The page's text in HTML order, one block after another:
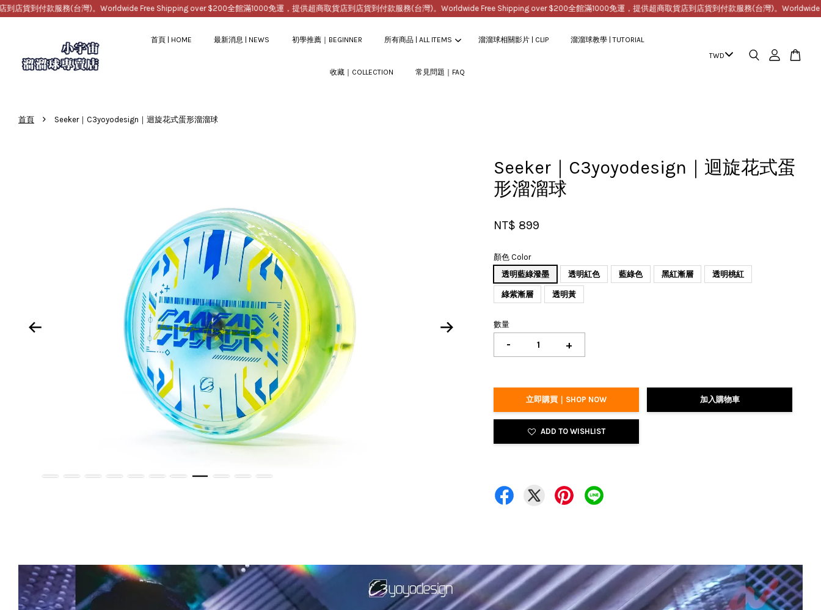
付款服務(台灣)。Worldwide Free Shipping over $200全館滿1000免運，提供超商取貨店到店貨到付款服務(台灣)。Worldwide Free Shipping over $200全館滿1000免運，提供超商取貨店到店貨到付款服務(台灣)。Worldwide Free
首頁 | HOME 最新消息 | NEWS 初學推薦｜BEGINNER 所有商品 | ALL ITEMS 溜溜球相關影片 | CLIP 溜溜球教學 | TUTORIAL
收藏｜COLLECTION 常見問題｜FAQ
首頁 › Seeker｜C3yoyodesign｜迴旋花式蛋形溜溜球
Seeker｜C3yoyodesign｜迴旋花式蛋
形溜溜球
NT$ 899
顏色 Color
透明藍綠潑墨
透明紅色 藍綠色 黑紅漸層 透明桃紅
綠紫漸層 透明黃
數量
- +
立即購買｜SHOP NOW 加入購物車
ADD TO WISHLIST